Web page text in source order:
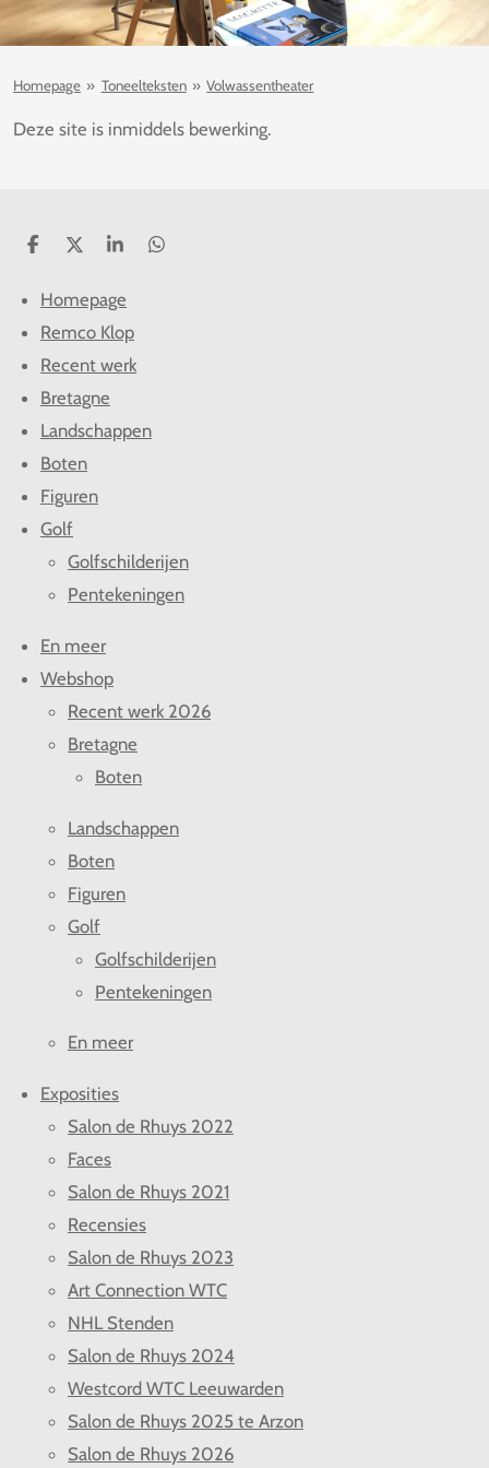
Homepage » Toneelteksten » Volwassentheater
Deze site is inmiddels bewerking.
D
D
l
S
r
e
D
Homepage
Remco Klop
Recent werk
Bretagne
Landschappen
Boten
Figuren
Golf
Golfschilderijen
Pentekeningen
En meer
Webshop
Recent werk 2026
Bretagne
Boten
Landschappen
Boten
Figuren
Golf
Golfschilderijen
Pentekeningen
En meer
Exposities
Salon de Rhuys 2022
Faces
Salon de Rhuys 2021
Recensies
Salon de Rhuys 2023
Art Connection WTC
NHL Stenden
Salon de Rhuys 2024
Westcord WTC Leeuwarden
Salon de Rhuys 2025 te Arzon
Salon de Rhuys 2026